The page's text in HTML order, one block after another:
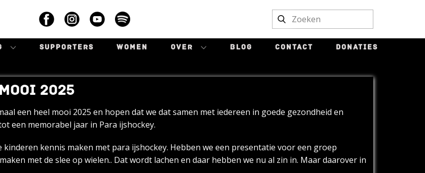
SUPPORTERS WOMEN OVER BLOG CONTACT DONATIES
2025
een heel mooi 2025 en hopen dat we dat samen met iedereen in goede gezondheid en
een memorabel jaar in Para ijshockey.
kennis maken met para ijshockey. Hebben we een presentatie voor een groep
met de slee op wielen.. Dat wordt lachen en daar hebben we nu al zin in. Maar daarover in